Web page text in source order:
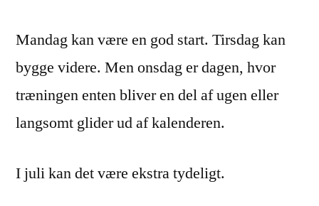
Mandag kan være en god start. Tirsdag kan
bygge videre. Men onsdag er dagen, hvor
træningen enten bliver en del af ugen eller
langsomt glider ud af kalenderen.
I juli kan det være ekstra tydeligt.